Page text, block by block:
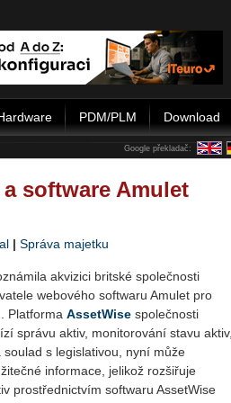
PDM/PLM Download
Google překladač:
software Amulet
| Správa majetku
akvizici britské společnosti
webového softwaru Amulet pro
Platforma AssetWise společnosti
správu aktiv, monitorování stavu aktiv,
s legislativou, nyní může
informace, jelikož rozšiřuje
prostřednictvím softwaru AssetWise